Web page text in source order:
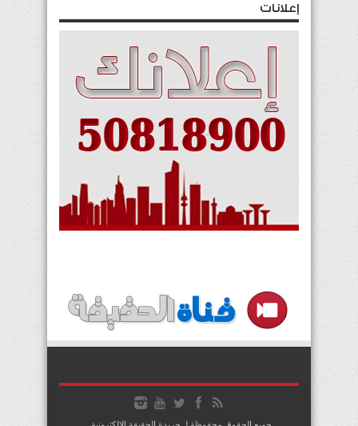
إعلانات